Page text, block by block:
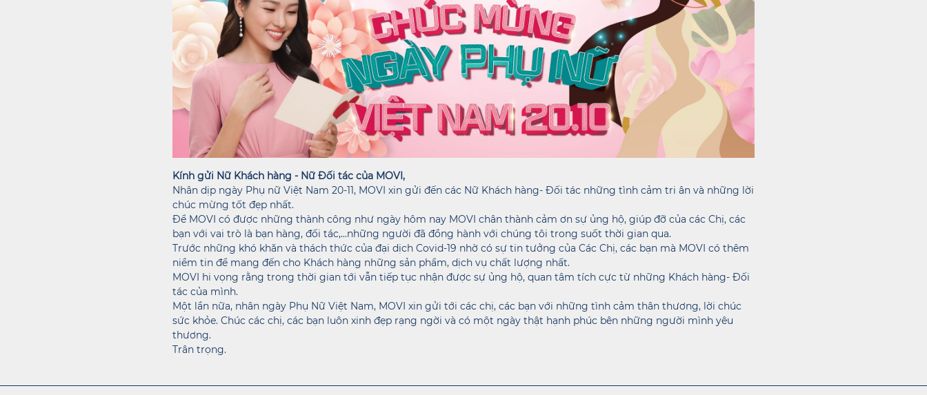
Kính gửi Nữ Khách hàng - Nữ Đối tác của MOVI,
Nhân dịp ngày Phụ nữ Việt Nam 20-11, MOVI xin gửi đến các Nữ Khách hàng- Đối tác những tình cảm tri ân và những lời
chúc mừng tốt đẹp nhất.
Để MOVI có được những thành công như ngày hôm nay MOVI chân thành cảm ơn sự ủng hộ, giúp đỡ của các Chị, các
bạn với vai trò là bạn hàng, đối tác,...những người đã đồng hành với chúng tôi trong suốt thời gian qua.
Trước những khó khăn và thách thức của đại dịch Covid-19 nhờ có sự tin tưởng của Các Chị, các bạn mà MOVI có thêm
niềm tin để mang đến cho Khách hàng những sản phẩm, dịch vụ chất lượng nhất.
MOVI hi vọng rằng trong thời gian tới vẫn tiếp tục nhận được sự ủng hộ, quan tâm tích cực từ những Khách hàng- Đối
tác của mình.
Một lần nữa, nhân ngày Phụ Nữ Việt Nam, MOVI xin gửi tới các chị, các bạn với những tình cảm thân thương, lời chúc
sức khỏe. Chúc các chị, các bạn luôn xinh đẹp rạng ngời và có một ngày thật hạnh phúc bên những người mình yêu
thương.
Trân trọng.